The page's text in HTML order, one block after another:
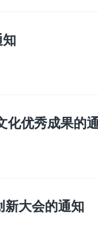
化优秀成果的
新大会的通知